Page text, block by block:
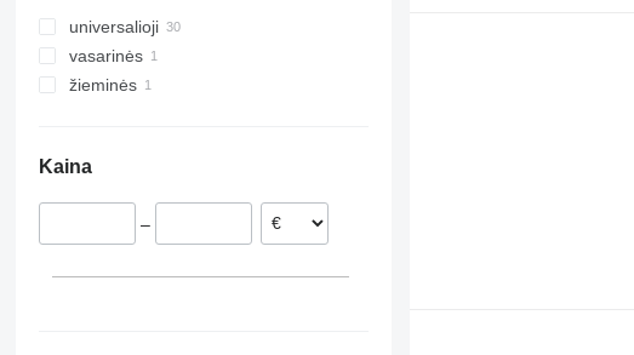
universalioji
vasarinės
žieminės
Kaina
–